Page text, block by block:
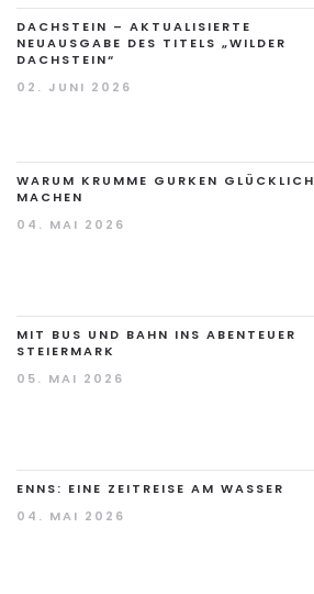
DACHSTEIN – AKTUALISIERTE
NEUAUSGABE DES TITELS „WILDER
DACHSTEIN“
02. JUNI 2026
WARUM KRUMME GURKEN GLÜCKLICH
MACHEN
04. MAI 2026
MIT BUS UND BAHN INS ABENTEUER
STEIERMARK
05. MAI 2026
ENNS: EINE ZEITREISE AM WASSER
04. MAI 2026